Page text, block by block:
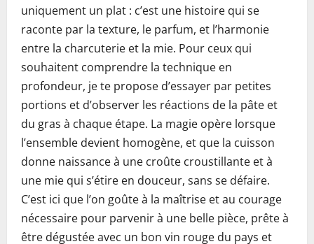
uniquement un plat : c’est une histoire qui se
raconte par la texture, le parfum, et l’harmonie
entre la charcuterie et la mie. Pour ceux qui
souhaitent comprendre la technique en
profondeur, je te propose d’essayer par petites
portions et d’observer les réactions de la pâte et
du gras à chaque étape. La magie opère lorsque
l’ensemble devient homogène, et que la cuisson
donne naissance à une croûte croustillante et à
une mie qui s’étire en douceur, sans se défaire.
C’est ici que l’on goûte à la maîtrise et au courage
nécessaire pour parvenir à une belle pièce, prête à
être dégustée avec un bon vin rouge du pays et